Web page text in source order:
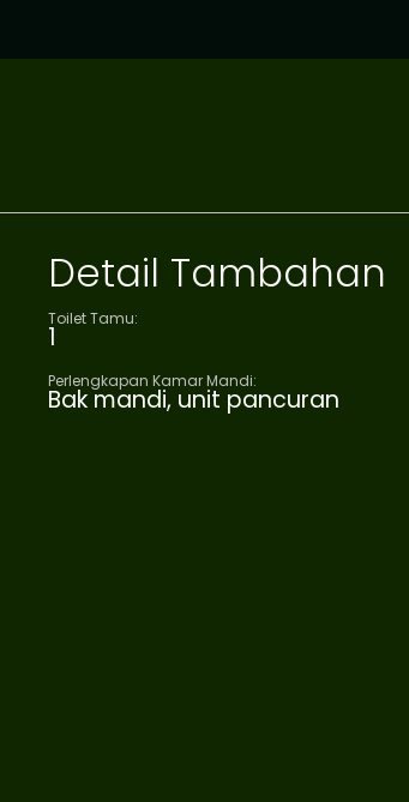
Detail Tambahan
Toilet Tamu:
1
Perlengkapan Kamar Mandi:
Bak mandi, unit pancuran